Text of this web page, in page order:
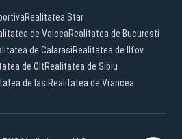
Realitatea Star
de ValceaRealitatea de Bucuresti
de CalarasiRealitatea de Ilfov
de OltRealitatea de Sibiu
de IasiRealitatea de Vrancea